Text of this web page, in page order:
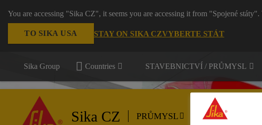
You are accessing "Sika CZ", it seems you are accessing it from "Spojené
TO SIKA USA STAY ON SIKA CZVYBERTE STÁT
Sika Group Countries STAVEBNICTVÍ / PRŮMYSL
Sika CZ PRŮMYSL